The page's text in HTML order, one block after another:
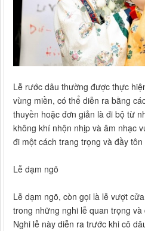
Lễ rước dâu thường được thực
vùng miền, có thể diễn ra bằng
thuyền hoặc đơn giản là đi bộ từ
không khí nhộn nhịp và âm nhạc
đi một cách trang trọng và đầy tôn
Lễ dạm ngõ
Lễ dạm ngõ, còn gọi là lễ vượt
trong những nghi lễ quan trọng
Nghi lễ này diễn ra trước khi cô